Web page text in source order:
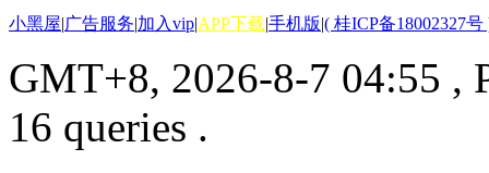
小黑屋|广告服务|加入vip|APP下载|手机版|( 桂ICP备18002327号
GMT+8, 2026-8-7 04:55 ,
16 queries .